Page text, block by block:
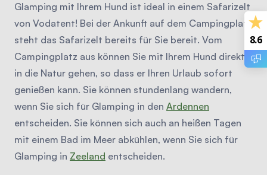
Glamping mit Ihrem Hund ist ideal in einem Safarizelt
von Vodatent! Bei der Ankunft auf dem Campingplatz
steht das Safarizelt bereits für Sie bereit. Vom
Campingplatz aus können Sie mit Ihrem Hund direkt
in die Natur gehen, so dass er Ihren Urlaub sofort
genießen kann. Sie können stundenlang wandern,
wenn Sie sich für Glamping in den Ardennen
entscheiden. Sie können sich auch an heißen Tagen
mit einem Bad im Meer abkühlen, wenn Sie sich für
Glamping in Zeeland entscheiden.
8.6